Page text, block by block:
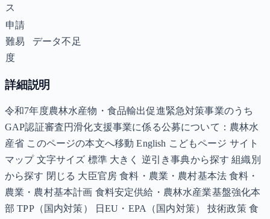
ス
申請
難易
度
データ不足
詳細説明
令和7年度農林水産物・食品輸出促進緊急対策事業のうち
GAP認証審査円滑化支援事業に係る公募について：農林水
産省 このページの本文へ移動 English こどもページ サイト
マップ 文字サイズ 標準 大きく 逆引き事典から探す 組織別
から探す 閉じる 大臣官房 食料・農業・農村基本法 食料・
農業・農村基本計画 食料安定供給・農林水産業基盤強化本
部 TPP（国内対策） 日EU・EPA（国内対策） 技術政策 食